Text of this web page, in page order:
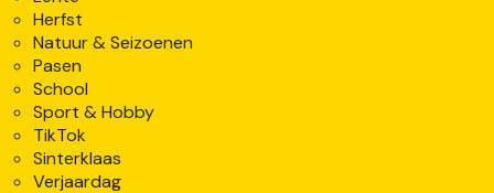
Herfst
Natuur & Seizoenen
Pasen
School
Sport & Hobby
TikTok
Sinterklaas
Verjaardag